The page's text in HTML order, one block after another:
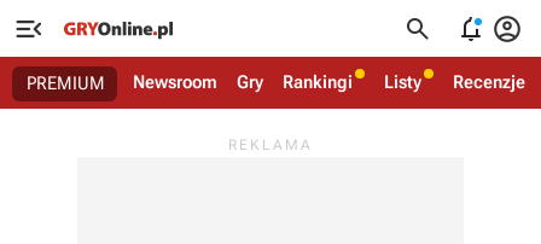
   
PREMIUM Newsroom Gry Rankingi Listy Recenzje